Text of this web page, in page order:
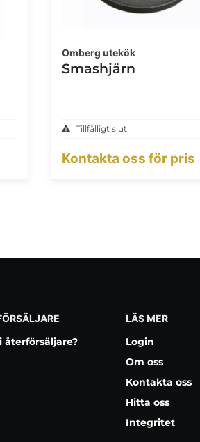
Omberg utekök
Smashjärn
Tillfälligt slut
Kontakta oss för pris
återförsäljare?
LÄS MER
Login
Om oss
Kontakta oss
Hitta oss
Integritet